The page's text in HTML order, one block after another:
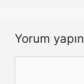
Yorum yapın